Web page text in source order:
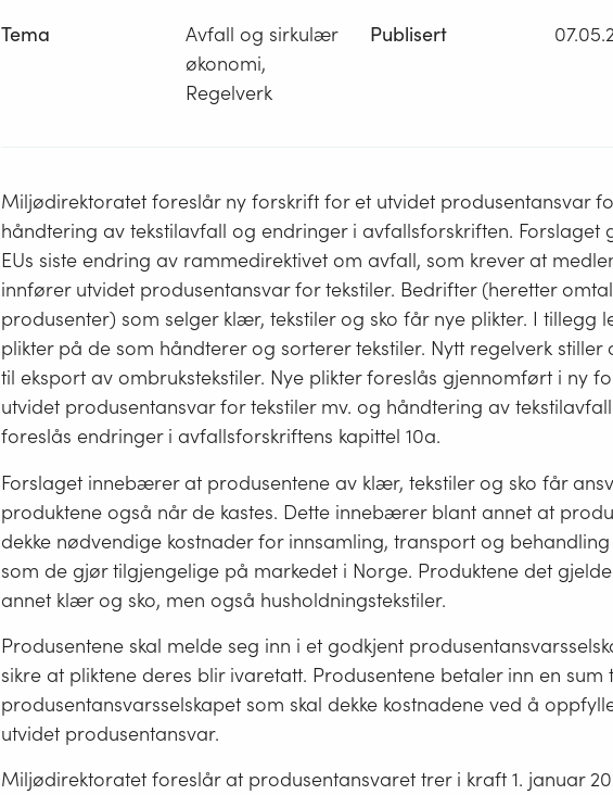
Tema
Avfall og sirkulær
økonomi,
Regelverk
Publisert
Miljødirektoratet foreslår ny forskrift for et utvidet produsentansvar
håndtering av tekstilavfall og endringer i avfallsforskriften. Forslaget
EUs siste endring av rammedirektivet om avfall, som krever at
innfører utvidet produsentansvar for tekstiler. Bedrifter (heretter
produsenter) som selger klær, tekstiler og sko får nye plikter. I tillegg
plikter på de som håndterer og sorterer tekstiler. Nytt regelverk stiller
til eksport av ombrukstekstiler. Nye plikter foreslås gjennomført i ny
utvidet produsentansvar for tekstiler mv. og håndtering av
foreslås endringer i avfallsforskriftens kapittel 10a.
Forslaget innebærer at produsentene av klær, tekstiler og sko får
produktene også når de kastes. Dette innebærer blant annet at
dekke nødvendige kostnader for innsamling, transport og
som de gjør tilgjengelige på markedet i Norge. Produktene det
annet klær og sko, men også husholdningstekstiler.
Produsentene skal melde seg inn i et godkjent
sikre at pliktene deres blir ivaretatt. Produsentene betaler inn en sum
produsentansvarsselskapet som skal dekke kostnadene ved å
utvidet produsentansvar.
Miljødirektoratet foreslår at produsentansvaret trer i kraft 1. januar